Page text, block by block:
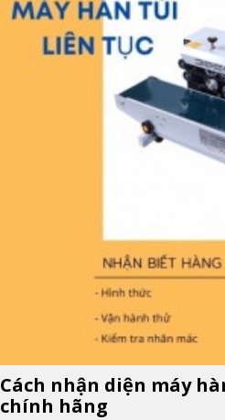
Cách nhận diện máy
chính hãng